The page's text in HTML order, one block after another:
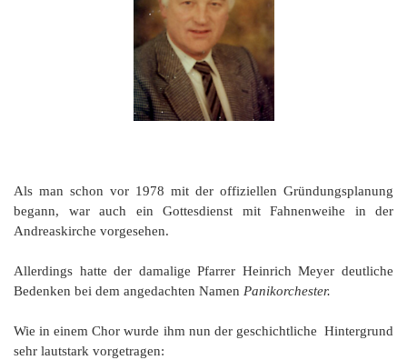
Als man schon vor 1978 mit der offiziellen Gründungsplanung
begann, war auch ein Gottesdienst mit Fahnenweihe in der
Andreaskirche vorgesehen.
Allerdings hatte der damalige Pfarrer Heinrich Meyer deutliche
Bedenken bei dem angedachten Namen Panikorchester.
Wie in einem Chor wurde ihm nun der geschichtliche Hintergrund
sehr lautstark vorgetragen: